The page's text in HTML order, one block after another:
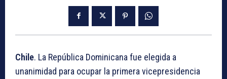
Chile. La República Dominicana fue elegida a
unanimidad para ocupar la primera vicepresidencia